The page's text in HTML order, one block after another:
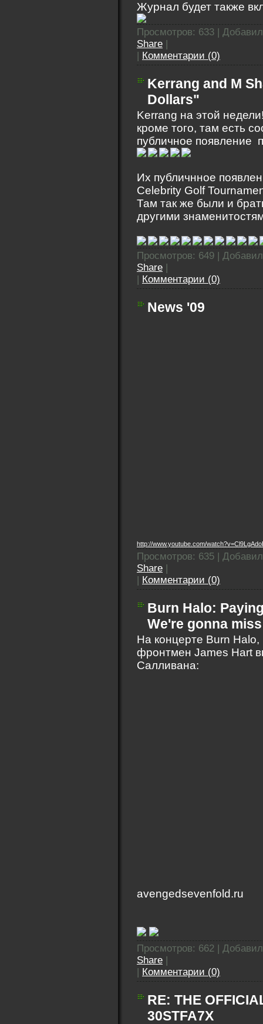
Журнал будет также
Просмотров: 633 |
Share |
| Комментарии (0)
Kerrang and M
Dollars"
Kerrang на этой
кроме того, там есть
публичное появление
Их публичнное
Celebrity Golf
Там так же были и
другими
Просмотров: 649 |
Share |
| Комментарии (0)
News '09
http://www.youtube.com/
Просмотров: 635 |
Share |
| Комментарии (0)
Burn Halo:
We're gonna
На концерте Burn
фронтмен James Hart
Салливана:
avengedsevenfold.ru
Просмотров: 662 |
Share |
| Комментарии (0)
RE: THE
30STFA7X